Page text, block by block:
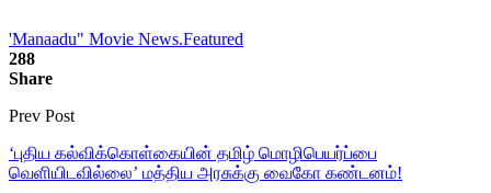
'Manaadu" Movie News.Featured
288
Share
Prev Post
‘புதிய கல்விக்கொள்கையின் தமிழ் மொழிபெயர்ப்பை
வெளியிடவில்லை’ மத்திய அரசுக்கு வைகோ கண்டனம்!